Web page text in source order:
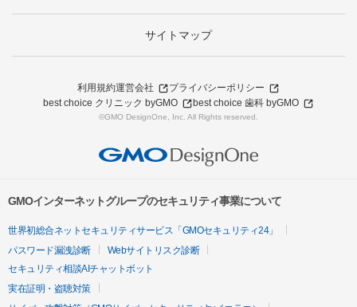
サイトマップ
利用規約運営会社
プライバシーポリシー
best choice クリニック byGMO
best choice 歯科 byGMO
©GMO DesignOne, Inc. All Rights reserved.
GMOインターネットグループのセキュリティ事業について
世界初総合ネットセキュリティサービス「GMOセキュリティ24」
パスワード漏洩診断
Webサイトリスク診断
セキュリティ相談AIチャットボット
実在証明・盗聴対策